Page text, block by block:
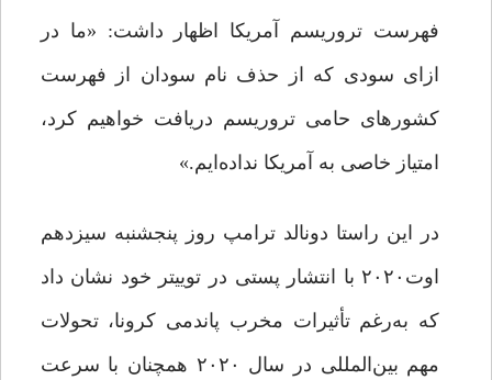
فهرست تروریسم آمریکا اظهار داشت: «ما در
ازای سودی که از حذف نام‌ سودان از فهرست
کشورهای حامی تروریسم دریافت خواهیم کرد،
امتیاز خاصی به آمریکا نداده‌ایم.»
در این راستا دونالد ترامپ روز پنجشنبه سیزدهم
اوت٢٠٢٠ با انتشار پستی در توییتر خود نشان داد
که به‌رغم تأثیرات مخرب پاندمی کرونا، تحولات
مهم بین‌‌المللی در سال ٢٠٢٠ همچنان با سرعت